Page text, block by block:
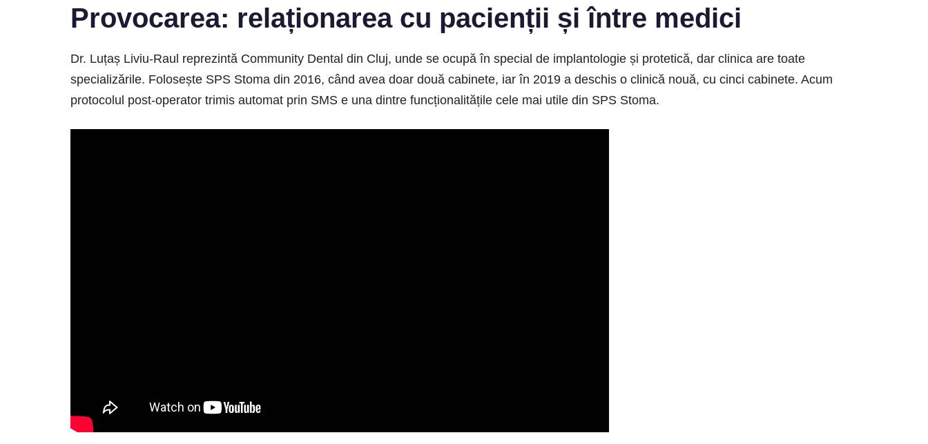
Provocarea: relaționarea cu pacienții și între medici
Dr. Luțaș Liviu-Raul reprezintă Community Dental din Cluj, unde se ocupă în special de implantologie și protetică, dar clinica are toate
specializările. Folosește SPS Stoma din 2016, când avea doar două cabinete, iar în 2019 a deschis o clinică nouă, cu cinci cabinete. Acum
protocolul post-operator trimis automat prin SMS e una dintre funcționalitățile cele mai utile din SPS Stoma.